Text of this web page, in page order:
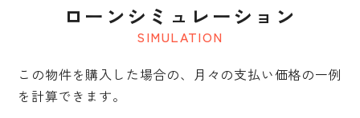
SIMULATION
ローンシミュレーション
この物件を購入した場合の、月々の支払い価格の一例
を計算できます。